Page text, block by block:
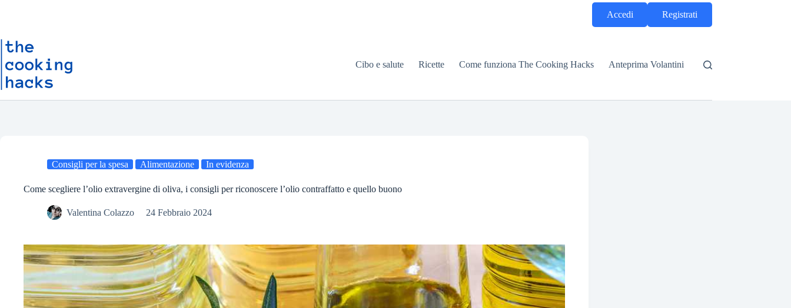
t
o
n
Accedi Registrati
Cibo e salute Ricette Come funziona The Cooking Hacks Anteprima Volantini
Consigli per la spesa Alimentazione In evidenza
Come scegliere l’olio extravergine di oliva, i consigli per riconoscere l’olio contraffatto e quello buono
Valentina Colazzo 24 Febbraio 2024